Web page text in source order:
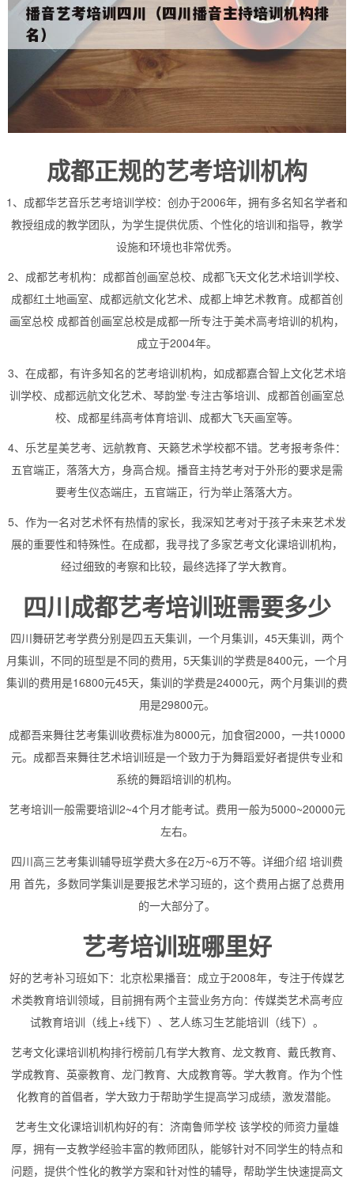
成都正规的艺考培训机构
1、成都华艺音乐艺考培训学校：创办于2006年，拥有多名知名学者和
教授组成的教学团队，为学生提供优质、个性化的培训和指导，教学
设施和环境也非常优秀。
2、成都艺考机构：成都首创画室总校、成都飞天文化艺术培训学校、
成都红土地画室、成都远航文化艺术、成都上坤艺术教育。成都首创
画室总校 成都首创画室总校是成都一所专注于美术高考培训的机构，
成立于2004年。
3、在成都，有许多知名的艺考培训机构，如成都嘉合智上文化艺术培
训学校、成都远航文化艺术、琴韵堂·专注古筝培训、成都首创画室总
校、成都星纬高考体育培训、成都大飞天画室等。
4、乐艺星美艺考、远航教育、天籁艺术学校都不错。艺考报考条件：
五官端正，落落大方，身高合规。播音主持艺考对于外形的要求是需
要考生仪态端庄，五官端正，行为举止落落大方。
5、作为一名对艺术怀有热情的家长，我深知艺考对于孩子未来艺术发
展的重要性和特殊性。在成都，我寻找了多家艺考文化课培训机构，
经过细致的考察和比较，最终选择了学大教育。
四川成都艺考培训班需要多少
四川舞研艺考学费分别是四五天集训，一个月集训，45天集训，两个
月集训，不同的班型是不同的费用，5天集训的学费是8400元，一个月
集训的费用是16800元45天，集训的学费是24000元，两个月集训的费
用是29800元。
成都吾来舞往艺考集训收费标准为8000元，加食宿2000，一共10000
元。成都吾来舞往艺术培训班是一个致力于为舞蹈爱好者提供专业和
系统的舞蹈培训的机构。
艺考培训一般需要培训2~4个月才能考试。费用一般为5000~20000元
左右。
四川高三艺考集训辅导班学费大多在2万~6万不等。详细介绍 培训费
用 首先，多数同学集训是要报艺术学习班的，这个费用占据了总费用
的一大部分了。
艺考培训班哪里好
好的艺考补习班如下：北京松果播音：成立于2008年，专注于传媒艺
术类教育培训领域，目前拥有两个主营业务方向：传媒类艺术高考应
试教育培训（线上+线下）、艺人练习生艺能培训（线下）。
艺考文化课培训机构排行榜前几有学大教育、龙文教育、戴氏教育、
学成教育、英豪教育、龙门教育、大成教育等。学大教育。作为个性
化教育的首倡者，学大致力于帮助学生提高学习成绩，激发潜能。
艺考生文化课培训机构好的有：济南鲁师学校 该学校的师资力量雄
厚，拥有一支教学经验丰富的教师团队，能够针对不同学生的特点和
问题，提供个性化的教学方案和针对性的辅导，帮助学生快速提高文